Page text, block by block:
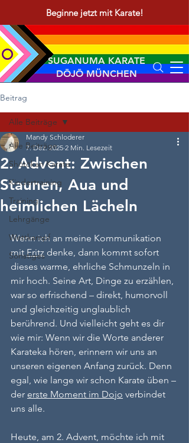
Beginne jetzt mit Karate!
SUGANUMA KARATE
DŌJŌ MÜNCHEN
Beitrag
Alle Beiträge
Shōtōkan Karate
Kindertraining
Training
Lehrgänge
Wettkampf
Sonstiges
Alle Beiträge
2. Advent: Zwischen
Staunen, Aua und
heimlichen Lächeln
Mandy Schloderer
7. Dez. 2025 2 Min. Lesezeit
Wenn ich an meine Kommunikation
mit Fritz denke, dann kommt sofort
dieses warme, ehrliche Schmunzeln in
mir hoch. Seine Art, Dinge zu erzählen,
war so erfrischend – direkt, humorvoll
und gleichzeitig unglaublich
berührend. Und vielleicht geht es dir
wie mir: Wenn wir die Worte anderer
Karateka hören, erinnern wir uns an
unseren eigenen Anfang zurück. Denn
egal, wie lange wir schon Karate üben –
der erste Moment im Dojo verbindet
uns alle.
Heute, am 2. Advent, möchte ich mit